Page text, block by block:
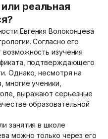
реальная
Евгения Волоконцева
Согласно его
изучения
подтверждающего
Однако, несмотря на
многие ученики,
выражают серьезные
образовательной
занятия в школе
можно только через его